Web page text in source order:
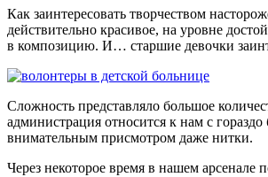
Как заинтересовать творчеством
действительно красивое, на уровне
в композицию. И… старшие девочки
Сложность представляло большое
администрация относится к нам с
внимательным присмотром даже нитки.
Через некоторое время в нашем